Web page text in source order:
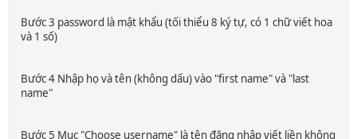
Bước 3 password là mật khẩu (tối thiểu 8 ký tự, có 1 chữ viết hoa
và 1 số)
Bước 4 Nhập họ và tên (không dấu) vào "first name" và "last
name"
Bước 5 Mục "Choose username" là tên đăng nhập viết liền không